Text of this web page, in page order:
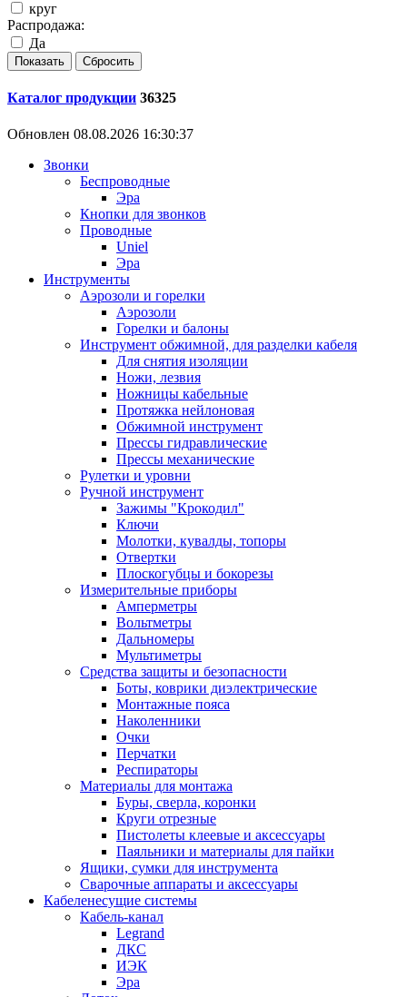
круг
Распродажа:
Да
Каталог продукции 36325
Обновлен 08.08.2026 16:30:37
Звонки
Беспроводные
Эра
Кнопки для звонков
Проводные
Uniel
Эра
Инструменты
Аэрозоли и горелки
Аэрозоли
Горелки и балоны
Инструмент обжимной, для разделки кабеля
Для снятия изоляции
Ножи, лезвия
Ножницы кабельные
Протяжка нейлоновая
Обжимной инструмент
Прессы гидравлические
Прессы механические
Рулетки и уровни
Ручной инструмент
Зажимы "Крокодил"
Ключи
Молотки, кувалды, топоры
Отвертки
Плоскогубцы и бокорезы
Измерительные приборы
Амперметры
Вольтметры
Дальномеры
Мультиметры
Средства защиты и безопасности
Боты, коврики диэлектрические
Монтажные пояса
Наколенники
Очки
Перчатки
Респираторы
Материалы для монтажа
Буры, сверла, коронки
Круги отрезные
Пистолеты клеевые и аксессуары
Паяльники и материалы для пайки
Ящики, сумки для инструмента
Сварочные аппараты и аксессуары
Кабеленесущие системы
Кабель-канал
Legrand
ДКС
ИЭК
Эра